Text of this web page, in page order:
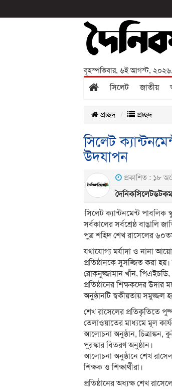
বৃহস্পতিবার, ৬ই আগস্ট, ২০২৬,
সিলেট জাতীয়
প্রচ্ছদ প্রচ্ছদ
সিলেট
উদযাপন
প্রকাশিত : ১৮
দৈনিকসিলেটডটকম
সিলেট ক্যান্টনমেন্ট পাবলিক
সর্বকালের সর্বশ্রেষ্ঠ বাঙালি
পুত্র শহিদ শেখ রাসেলের
যথাযোগ্য মর্যাদা ও নানা
প্রতিষ্ঠানকে সুসজ্জিত করা হয়।
রোকনুজ্জামান খাঁন, পিএইচডি,
প্রতিষ্ঠানের শিক্ষকদের উদার
অনুষ্ঠানটি স্বকীয়তায় সমুজ্জল
শেখ রাসেলের প্রতিকৃতিতে
তেলাওয়াতের মাধ্যমে মূল
আলোচনা অনুষ্ঠান, চিত্রাঙ্কন,
পুরস্কার বিতরণ অনুষ্ঠান।
আলোচনা অনুষ্ঠানে শেখ রাসেল
শিক্ষক ও শিক্ষার্থীরা।
প্রতিষ্ঠানের অধ্যক্ষ শেখ